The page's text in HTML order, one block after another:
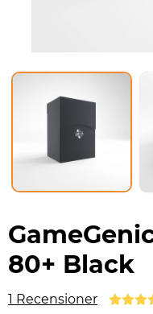
80+ Black
1 Recensioner